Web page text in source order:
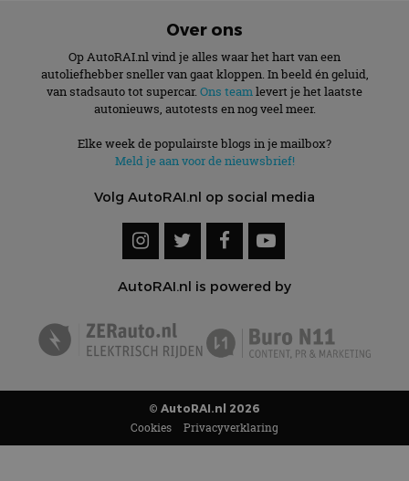
Over ons
Op AutoRAI.nl vind je alles waar het hart van een
autoliefhebber sneller van gaat kloppen. In beeld én geluid,
van stadsauto tot supercar. Ons teamlevert je het laatste
autonieuws, autotests en nog veel meer.
Elke week de populairste blogs in je mailbox?
Meld je aan voor de nieuwsbrief!
Volg AutoRAI.nl op social media
AutoRAI.nl is powered by
© AutoRAI.nl 2026
Cookies Privacyverklaring